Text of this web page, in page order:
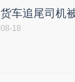
货车追尾司机
08-18